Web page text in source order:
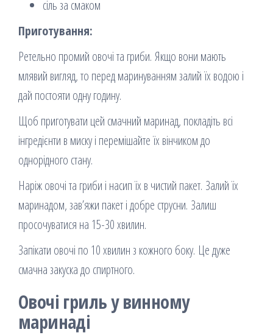
сіль за смаком
Приготування:
Ретельно промий овочі та гриби. Якщо вони мають
млявий вигляд, то перед маринуванням залий їх водою і
дай постояти одну годину.
Щоб приготувати цей смачний маринад, покладіть всі
інгредієнти в миску і перемішайте їх вінчиком до
однорідного стану.
Наріж овочі та гриби і насип їх в чистий пакет. Залий їх
маринадом, зав’яжи пакет і добре струсни. Залиш
просочуватися на 15-30 хвилин.
Запікати овочі по 10 хвилин з кожного боку. Це дуже
смачна закуска до спиртного.
Овочі гриль у винному
маринаді